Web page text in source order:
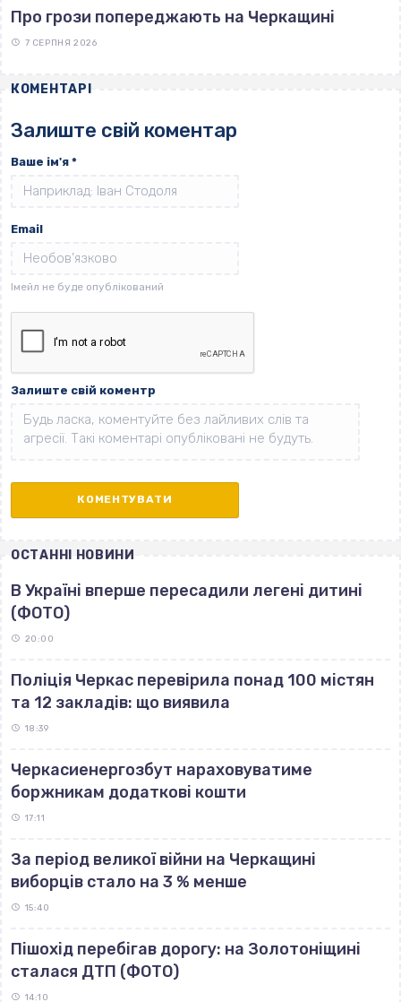
Про грози попереджають на Черкащині
7 СЕРПНЯ 2026
КОМЕНТАРІ
Залиште свій коментар
Ваше ім'я *
Email
Залиште свій коментр
ОСТАННІ НОВИНИ
В Україні вперше пересадили легені дитині
(ФОТО)
20:00
Поліція Черкас перевірила понад 100 містян
та 12 закладів: що виявила
18:39
Черкасиенергозбут нараховуватиме
боржникам додаткові кошти
17:11
За період великої війни на Черкащині
виборців стало на 3 % менше
15:40
Пішохід перебігав дорогу: на Золотоніщині
сталася ДТП (ФОТО)
14:10